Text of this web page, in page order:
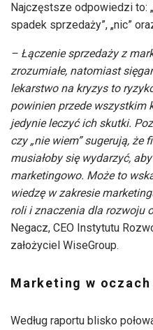
Najczęstsze odpowiedzi to:
spadek sprzedaży”, „nic”
– Łączenie sprzedaży z
zrozumiałe, natomiast
lekarstwo na kryzys to
powinien przede wszystkim
jedynie leczyć ich skutki.
czy „nie wiem” sugerują, że
musiałoby się wydarzyć, aby
marketingowo. Może to
wiedzę w zakresie
roli i znaczenia dla rozwoju
Negacz, CEO Instytutu
założyciel WiseGroup.
Marketing w
Według raportu blisko